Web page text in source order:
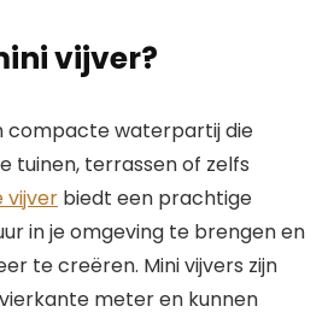
vijver?
compacte waterpartij die
tuinen, terrassen of zelfs
vijver biedt een prachtige
in je omgeving te brengen en
te creëren. Mini vijvers zijn
meter en kunnen